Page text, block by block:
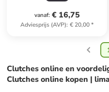
vanaf: € 16,75
Adviesprijs (AVP): € 20,00*
Clutches online en
Clutches online kopen |